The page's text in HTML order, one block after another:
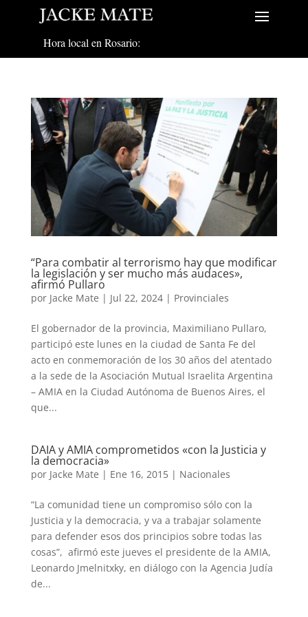
Hora local en Rosario:
“Para combatir al terrorismo hay que modificar
la legislación y ser mucho más audaces»,
afirmó Pullaro
por Jacke Mate | Jul 22, 2024| Provinciales
El gobernador de la provincia, Maximiliano Pullaro,
participó este lunes en la ciudad de Santa Fe del
acto en conmemoración de los 30 años del atentado
a la sede de la Asociación Mutual Israelita Argentina
– AMIA en la Ciudad Autónoma de Buenos Aires, el
que...
DAIA y AMIA comprometidos «con la Justicia y
la democracia»
por Jacke Mate | Ene 16, 2015| Nacionales
“La comunidad tiene un compromiso sólo con la
Justicia y la democracia, y va a trabajar solamente
para defender esos dos principios sobre todas las
cosas”, afirmó este jueves el presidente de la AMIA,
Leonardo Jmelnitxky, en diálogo con la Agencia Judía
de...